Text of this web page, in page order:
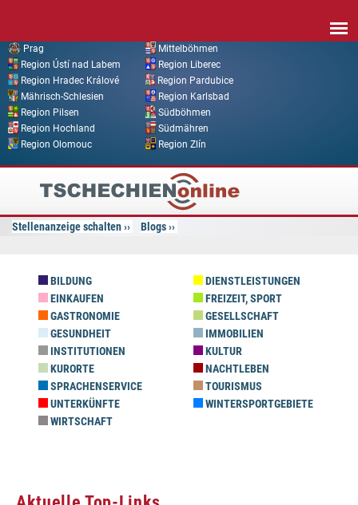
Prag
Mittelböhmen
Region Ústí nad Labem
Region Liberec
Region Hradec Králové
Region Pardubice
Mährisch-Schlesien
Region Karlsbad
Region Pilsen
Südböhmen
Region Hochland
Südmähren
Region Olomouc
Region Zlín
Tschechien
Online
Stellenanzeige schalten Blogs
BILDUNG
DIENSTLEISTUNGEN
EINKAUFEN
FREIZEIT, SPORT
GASTRONOMIE
GESELLSCHAFT
GESUNDHEIT
IMMOBILIEN
INSTITUTIONEN
KULTUR
KURORTE
NACHTLEBEN
SPRACHENSERVICE
TOURISMUS
UNTERKÜNFTE
WINTERSPORTGEBIETE
WIRTSCHAFT